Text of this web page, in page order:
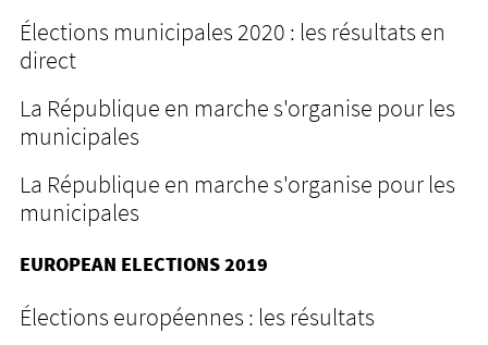
Élections municipales 2020 : les résultats en
direct
La République en marche s'organise pour les
municipales
La République en marche s'organise pour les
municipales
EUROPEAN ELECTIONS 2019
Élections européennes : les résultats